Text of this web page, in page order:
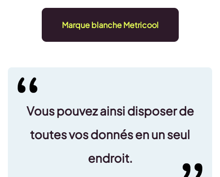
Marque blanche Metricool
Vous pouvez ainsi disposer de
toutes vos donnés en un seul
endroit.